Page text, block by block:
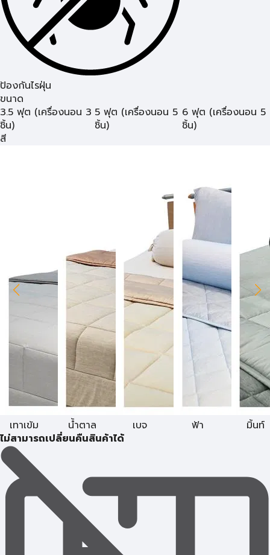
ป้องกันไรฝุ่น
ขนาด
3.5 ฟุต (เครื่องนอน 3
ชิ้น)
5 ฟุต (เครื่องนอน 5
ชิ้น)
6 ฟุต (เครื่องนอน 5
ชิ้น)
สี
เทาเข้ม น้ำตาล เบจ ฟ้า
มิ้นท์
ไม่สามารถเปลี่ยนคืนสินค้าได้